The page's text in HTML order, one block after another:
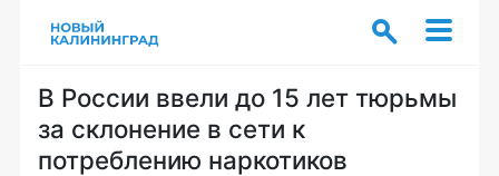
В России ввели до 15 лет тюрьмы
за склонение в сети к
потреблению наркотиков